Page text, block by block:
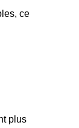
ce
plus